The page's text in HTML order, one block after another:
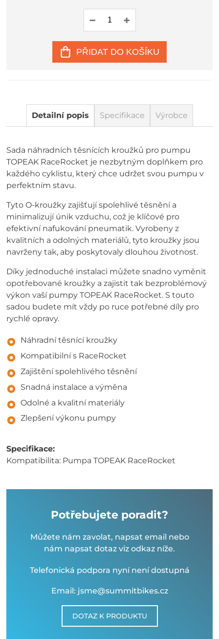
PŘIDAT DO KOŠÍKU
Detailní popis Specifikace Výrobce
Sada náhradních těsnících kroužků pro pumpu
TOPEAK RaceRocket je nezbytným doplňkem pro
každého cyklistu, který chce udržet svou pumpu v
perfektním stavu.
Tyto O-kroužky zajišťují spolehlivé těsnění a
minimalizují únik vzduchu, což je klíčové pro
efektivní nafukování pneumatik. Vyrobeny z
kvalitních a odolných materiálů, tyto kroužky jsou
navrženy tak, aby poskytovaly dlouhou životnost.
Díky jednoduché instalaci můžete snadno vyměnit
opotřebované kroužky a zajistit tak bezproblémový
výkon vaší pumpy TOPEAK RaceRocket. S touto
sadou budete mít vždy po ruce potřebné díly pro
rychlé opravy.
Náhradní těsnící kroužky
Kompatibilní s RaceRocket
Zajištění spolehlivého těsnění
Snadná instalace a výměna
Odolné a kvalitní materiály
Zlepšení výkonu pumpy
Specifikace:
Kompatibilita: Pumpa TOPEAK RaceRocket
Potřebujete poradit?
Můžete nám zavolat, napsat email nebo
nám napsat dotaz viz odkaz níže.
Telefonická podpora nyní není dostupná
Email: jsme@summitbikes.cz
DOTAZ K PRODUKTU